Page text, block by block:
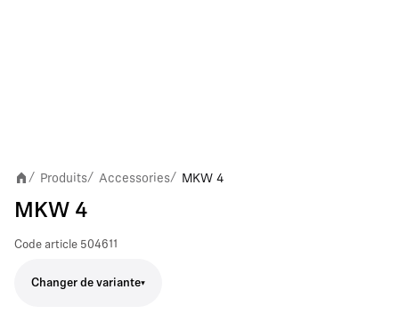
/ Produits/ Accessories/ MKW 4
MKW 4
Code article 504611
Changer de variante